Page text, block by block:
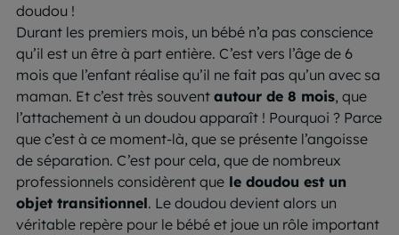
doudou !
Durant les premiers mois, un bébé n’a pas conscience
qu’il est un être à part entière. C’est vers l’âge de 6
mois que l’enfant réalise qu’il ne fait pas qu’un avec sa
maman. Et c’est très souvent autour de 8 mois, que
l’attachement à un doudou apparaît ! Pourquoi ? Parce
que c’est à ce moment-là, que se présente l’angoisse
de séparation. C’est pour cela, que de nombreux
professionnels considèrent que le doudou est un
objet transitionnel. Le doudou devient alors un
véritable repère pour le bébé et joue un rôle important